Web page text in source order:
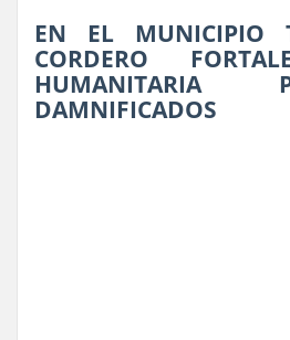
EN EL MUNICIPIO
CORDERO
HUMANITARIA
DAMNIFICADOS